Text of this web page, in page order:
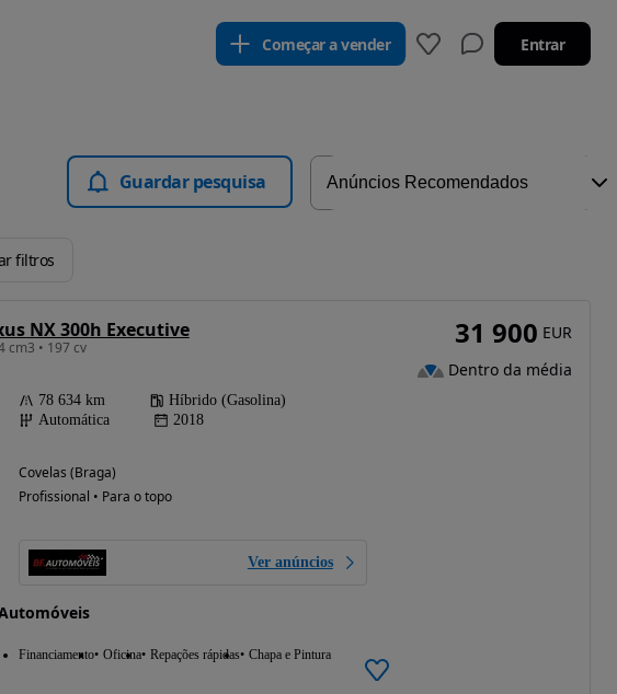
Começar a vender Entrar
Guardar pesquisa
filtros
NX 300h Executive
cm3 • 197 cv
78 634 km
Híbrido (Gasolina)
Automática
2018
Covelas (Braga)
Profissional • Para o topo
Ver anúncios
Financiamento Oficina Repações rápidas Chapa e Pintura
31 900 EUR
Dentro da média